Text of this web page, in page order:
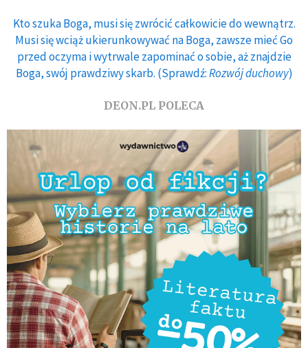
Kto szuka Boga, musi się zwrócić całkowicie do wewnątrz.
Musi się wciąż ukierunkowywać na Boga, zawsze mieć Go
przed oczyma i wytrwale zapominać o sobie, aż znajdzie
Boga, swój prawdziwy skarb. (Sprawdź:Rozwój duchowy)
DEON.PL POLECA